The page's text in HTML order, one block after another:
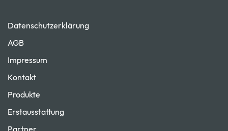
Datenschutzerklärung
AGB
Impressum
Kontakt
Produkte
Erstausstattung